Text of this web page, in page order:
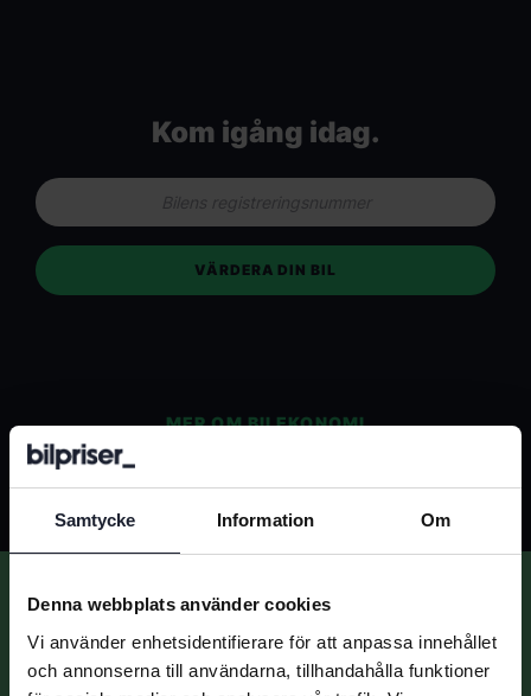
Samtycke Information Om
Denna webbplats använder cookies
Vi använder enhetsidentifierare för att anpassa innehållet
och annonserna till användarna, tillhandahålla funktioner
Kom igång idag.
VÄRDERA DIN BIL
MER OM BILEKONOMI
BILVÄRDERING
Gör en enkel värdering och få all hjälp du